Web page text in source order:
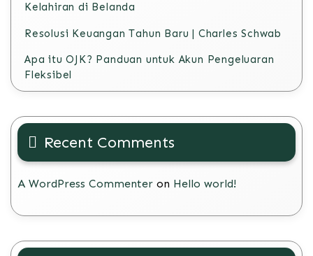
Kelahiran di Belanda
Resolusi Keuangan Tahun Baru | Charles Schwab
Apa itu OJK? Panduan untuk Akun Pengeluaran
Fleksibel
Recent Comments
A WordPress Commenter on Hello world!